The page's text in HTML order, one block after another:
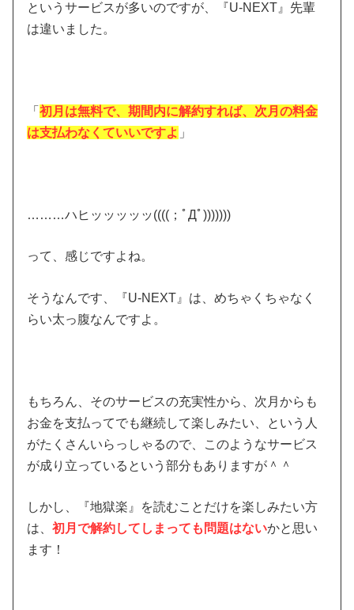
というサービスが多いのですが、『U-NEXT』先輩
は違いました。
「初月は無料で、期間内に解約すれば、次月の料金
は支払わなくていいですよ 」
………ハヒッッッッッ((((；ﾟДﾟ)))))))
って、感じですよね。
そうなんです、『U-NEXT』は、めちゃくちゃなく
らい太っ腹なんですよ。
もちろん、そのサービスの充実性から、次月からも
お金を支払ってでも継続して楽しみたい、という人
がたくさんいらっしゃるので、このようなサービス
が成り立っているという部分もありますが＾＾
しかし、『地獄楽』を読むことだけを楽しみたい方
は、初月で解約してしまっても問題はないかと思い
ます！